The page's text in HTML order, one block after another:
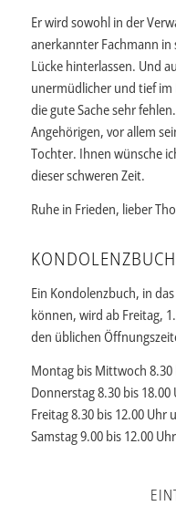
Er wird sowohl in der
anerkannter Fachmann in
Lücke hinterlassen. Und
unermüdlicher und tief
die gute Sache sehr
Angehörigen, vor allem
Tochter. Ihnen wünsche
dieser schweren Zeit.
Ruhe in Frieden, lieber
Ein Kondolenzbuch, in
können, wird ab Freitag,
den üblichen
Montag bis Mittwoch 8.30
Donnerstag 8.30 bis 18.00
Freitag 8.30 bis 12.00 Uhr
Samstag 9.00 bis 12.00 Uhr